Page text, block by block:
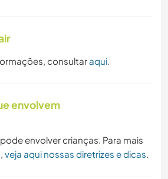
consultaraqui.
envolvem
envolver crianças. Para mais
veja aqui nossas diretrizes e dicas.